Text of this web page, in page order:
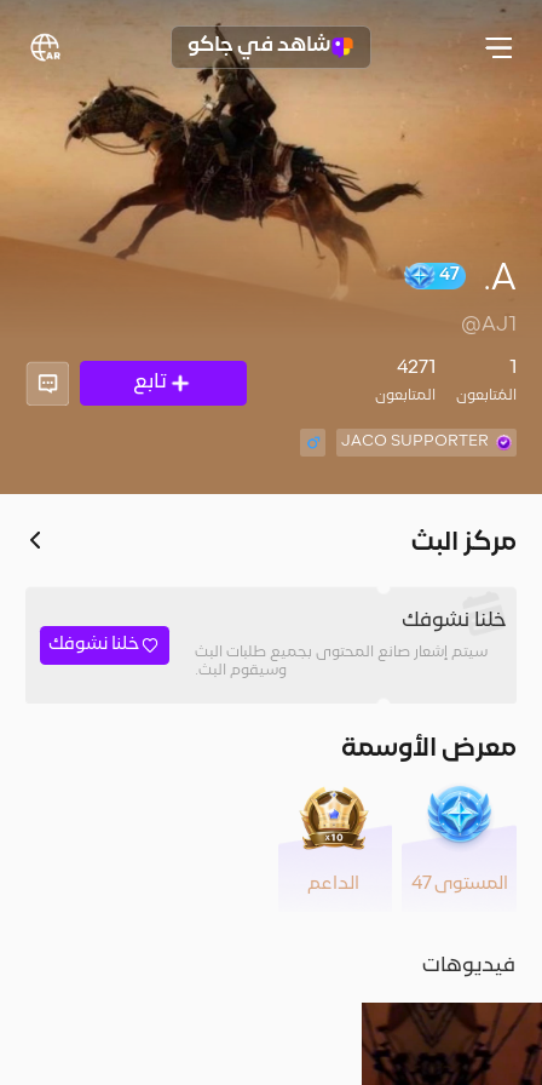
شاهد في جاكو
A.
47
@AJ1
1
المُتابعون
4271
المتابعون
تابع
JACO SUPPORTER
مركز البث
خلنا نشوفك
سيتم إشعار صانع المحتوى بجميع طلبات البث
وسيقوم البث.
خلنا نشوفك
معرض الأوسمة
المستوى 47 الداعم
فيديوهات